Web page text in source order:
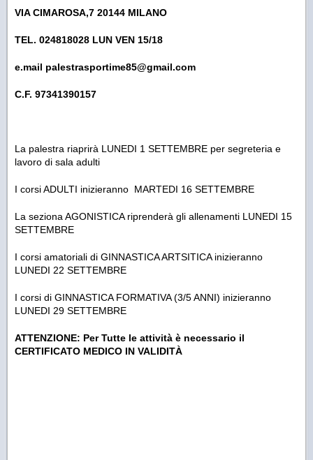
VIA CIMAROSA,7 20144 MILANO
TEL. 024818028 LUN VEN 15/18
e.mail palestrasportime85@gmail.com
C.F. 97341390157
La palestra riaprirà LUNEDI 1 SETTEMBRE per segreteria e
lavoro di sala adulti
I corsi ADULTI inizieranno MARTEDI 16 SETTEMBRE
La seziona AGONISTICA riprenderà gli allenamenti LUNEDI 15
SETTEMBRE
I corsi amatoriali di GINNASTICA ARTSITICA inizieranno
LUNEDI 22 SETTEMBRE
I corsi di GINNASTICA FORMATIVA (3/5 ANNI) inizieranno
LUNEDI 29 SETTEMBRE
ATTENZIONE: Per Tutte le attività è necessario il
CERTIFICATO MEDICO IN VALIDITÀ